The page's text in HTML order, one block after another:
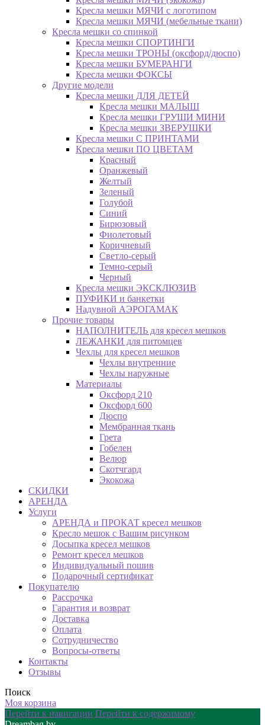
Кресла мешки МЯЧИ с логотипом
Кресла мешки МЯЧИ (мебельные ткани)
Кресла мешки со спинкой
Кресла мешки СПОРТИНГИ
Кресла мешки ТРОНЫ (оксфорд/дюспо)
Кресла мешки БУМЕРАНГИ
Кресла мешки ФОКСЫ
Другие модели
Кресла мешки ДЛЯ ДЕТЕЙ
Кресла мешки МАЛЫШ
Кресла мешки ГРУШИ МИНИ
Кресла мешки ЗВЕРУШКИ
Кресла мешки С ПРИНТАМИ
Кресла мешки ПО ЦВЕТАМ
Красный
Оранжевый
Желтый
Зеленый
Голубой
Синий
Бирюзовый
Фиолетовый
Коричневый
Светло-серый
Темно-серый
Черный
Кресла мешки ЭКСКЛЮЗИВ
ПУФИКИ и банкетки
Надувной АЭРОГАМАК
Прочие товары
НАПОЛНИТЕЛЬ для кресел мешков
ЛЕЖАНКИ для питомцев
Чехлы для кресел мешков
Чехлы внутренние
Чехлы наружные
Материалы
Оксфорд 210
Оксфорд 600
Дюспо
Мембранная ткань
Грета
Гобелен
Велюр
Скотчгард
Экокожа
СКИДКИ
АРЕНДА
Услуги
АРЕНДА и ПРОКАТ кресел мешков
Кресло мешок с Вашим рисунком
Досыпка кресел мешков
Ремонт кресел мешков
Индивидуальный пошив
Подарочный сертификат
Покупателю
Рассрочка
Гарантия и возврат
Доставка
Оплата
Сотрудничество
Вопросы-ответы
Контакты
Отзывы
Поиск
Моя корзина
Перейти к навигации Перейти к содержимому